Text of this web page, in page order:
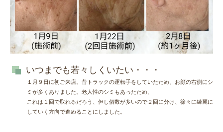
いつまでも若々しくいたい・・・
１月９日に初ご来店。昔トラックの運転手をしていたため、お顔の右側にシ
ミが多くありました。老人性のシミもあったため、
これは１回で取れるだろう、但し個数が多いので２回に分け、徐々に綺麗に
していく方向で進めることにしました。